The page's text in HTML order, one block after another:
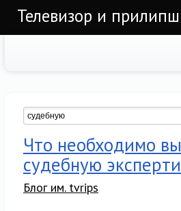
Телевизор и
Что необходимо
судебную
Блог им. tvrips